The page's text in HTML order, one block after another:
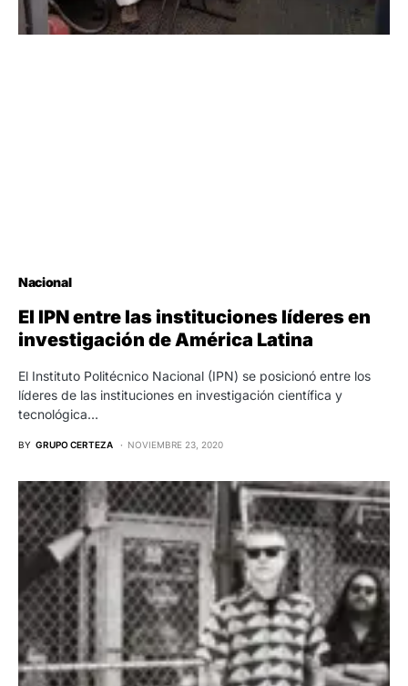
Nacional
El IPN entre las instituciones líderes en
investigación de América Latina
El Instituto Politécnico Nacional (IPN) se posicionó entre los
líderes de las instituciones en investigación científica y
tecnológica…
BY GRUPO CERTEZA NOVIEMBRE 23, 2020